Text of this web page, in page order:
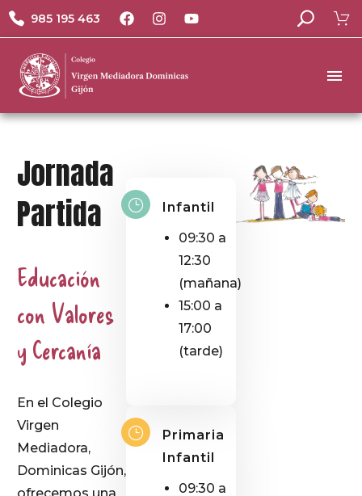
985 195 463
Jornada
Partida
Educación
con Valores
y Cercanía
En el Colegio
Virgen
Mediadora,
Dominicas Gijón,
Infantil
09:30 a
12:30
(mañana)
15:00 a
17:00
(tarde)
Primaria
Infantil
09:30 a